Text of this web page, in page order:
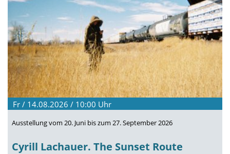
Fr / 14.08.2026 / 10:00 Uhr
Ausstellung vom 20. Juni bis zum 27. September 2026
Cyrill Lachauer. The Sunset Route